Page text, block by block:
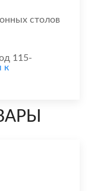
столов
115-
к